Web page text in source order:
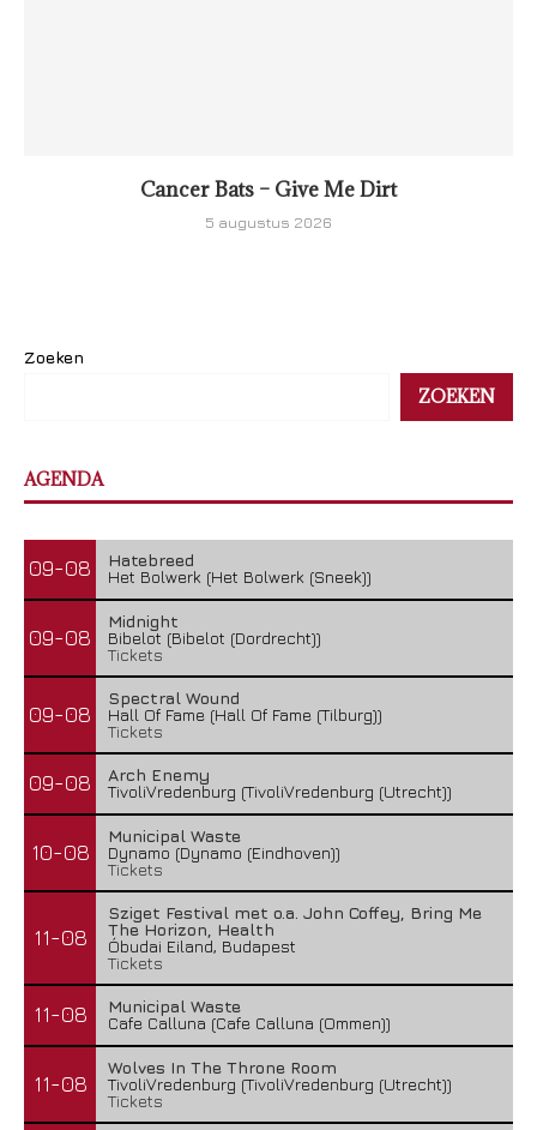
Cancer Bats – Give Me Dirt
5 augustus 2026
Zoeken
ZOEKEN
AGENDA
09-08
Hatebreed
Het Bolwerk (Het Bolwerk (Sneek))
09-08
Midnight
Bibelot (Bibelot (Dordrecht))
Tickets
09-08
Spectral Wound
Hall Of Fame (Hall Of Fame (Tilburg))
Tickets
09-08
Arch Enemy
TivoliVredenburg (TivoliVredenburg (Utrecht))
10-08
Municipal Waste
Dynamo (Dynamo (Eindhoven))
Tickets
11-08
Sziget Festival met o.a. John Coffey, Bring Me
The Horizon, Health
Óbudai Eiland, Budapest
Tickets
11-08
Municipal Waste
Cafe Calluna (Cafe Calluna (Ommen))
11-08
Wolves In The Throne Room
TivoliVredenburg (TivoliVredenburg (Utrecht))
Tickets